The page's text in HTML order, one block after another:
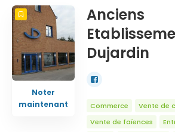
NOMBRE 5 TRIER PAR
Noter
maintenant
Anciens
Dujardin
Commerce
Vente de
Vente de faïences